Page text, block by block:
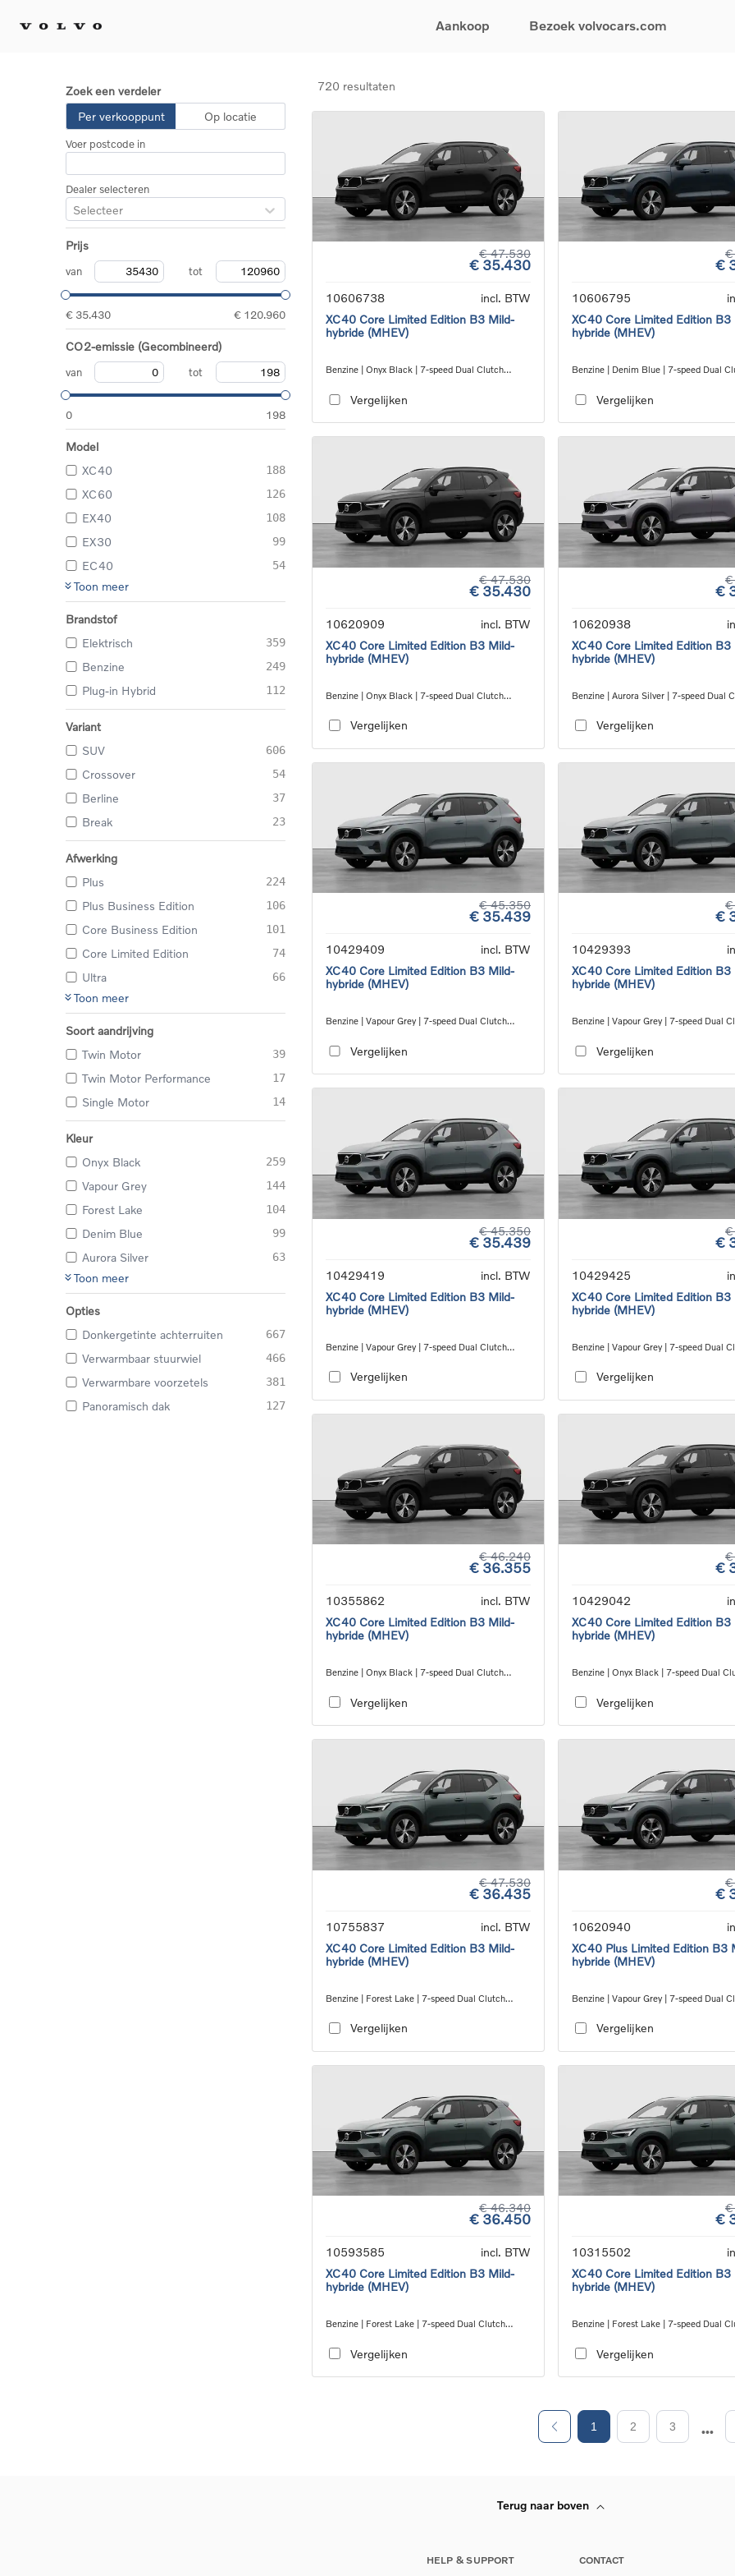
Aankoop
EX40
EC40
EX90
ES90
XC40
Plug-inhybride auto's
Mild hybrid auto's
Break
Sedan
Bezoek volvocars.com
Tijdelijke aanbiedingen
Gecertificeerde
tweedehandswagens
Fleet & Bedrijfswagens
Diplomatic & Special sales
Verzekeringen
Onderhoud &
Overname van uw
Volvo Support
Garantie
24/7
Zoek een verdeler
Per verkooppunt
Op locatie
Voer postcode in
Dealer selecteren
Selecteer
Prijs
van tot
€ 35.430 € 120.960
CO2-emissie (Gecombineerd)
van tot
0 198
Model
XC40
188
XC60 126
EX40 108
EX30 99
EC40 54
Toon meer
Brandstof
Elektrisch
359
Benzine 249
Plug-in Hybrid 112
Variant
SUV
606
Crossover 54
Berline 37
Break 23
Afwerking
Plus
224
Plus Business Edition 106
Core Business Edition 101
Core Limited Edition 74
Ultra 66
Toon meer
Soort aandrijving
Twin Motor
39
Twin Motor Performance 17
Single Motor 14
Kleur
Onyx Black
259
Vapour Grey 144
Forest Lake 104
Denim Blue 99
Aurora Silver 63
Toon meer
Opties
Donkergetinte achterruiten
667
Verwarmbaar stuurwiel 466
Verwarmbare voorzetels 381
Panoramisch dak 127
720 resultaten
€ 47.530
€ 35.430
10606738
incl. BTW
XC40 Core Limited Edition B3 Mild-
hybride (MHEV)
Benzine | Onyx Black | 7-speed Dual Clutch
Vergelijken
€
€
10606795
XC40 Core Limited Edition B3
hybride (MHEV)
Benzine | Denim Blue | 7-speed Dual
Vergelijken
€ 47.530
€ 35.430
10620909
incl. BTW
XC40 Core Limited Edition B3 Mild-
hybride (MHEV)
Benzine | Onyx Black | 7-speed Dual Clutch
Vergelijken
€
€
10620938
XC40 Core Limited Edition B3
hybride (MHEV)
Benzine | Aurora Silver | 7-speed Dual
Vergelijken
€ 45.350
€ 35.439
10429409
incl. BTW
XC40 Core Limited Edition B3 Mild-
hybride (MHEV)
Benzine | Vapour Grey | 7-speed Dual Clutch
Vergelijken
€
€
10429393
XC40 Core Limited Edition B3
hybride (MHEV)
Benzine | Vapour Grey | 7-speed Dual
Vergelijken
€ 45.350
€ 35.439
10429419
incl. BTW
XC40 Core Limited Edition B3 Mild-
hybride (MHEV)
Benzine | Vapour Grey | 7-speed Dual Clutch
Vergelijken
€
€
10429425
XC40 Core Limited Edition B3
hybride (MHEV)
Benzine | Vapour Grey | 7-speed Dual
Vergelijken
€ 46.240
€ 36.355
10355862
incl. BTW
XC40 Core Limited Edition B3 Mild-
hybride (MHEV)
Benzine | Onyx Black | 7-speed Dual Clutch
Vergelijken
€
€
10429042
XC40 Core Limited Edition B3
hybride (MHEV)
Benzine | Onyx Black | 7-speed Dual
Vergelijken
€ 47.530
€ 36.435
10755837
incl. BTW
XC40 Core Limited Edition B3 Mild-
hybride (MHEV)
Benzine | Forest Lake | 7-speed Dual Clutch
Vergelijken
€
€
10620940
XC40 Plus Limited Edition B3
hybride (MHEV)
Benzine | Vapour Grey | 7-speed Dual
Vergelijken
€ 46.340
€ 36.450
10593585
incl. BTW
XC40 Core Limited Edition B3 Mild-
hybride (MHEV)
Benzine | Forest Lake | 7-speed Dual Clutch
Vergelijken
€
€
10315502
XC40 Core Limited Edition B3
hybride (MHEV)
Benzine | Forest Lake | 7-speed Dual
Vergelijken
1 2 3
Terug naar boven
HELP & SUPPORT CONTACT